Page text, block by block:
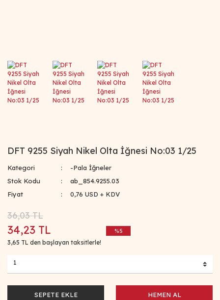
DFT 9255 Siyah Nikel Olta İğnesi No:03 1/25
Kategori
-Pala İğneler
Stok Kodu
ab_854.9255.03
Fiyat
0,76 USD + KDV
36,03 TL
34,23 TL
3,65 TL den başlayan taksitlerle!
%5
SEPETE EKLE HEMEN AL